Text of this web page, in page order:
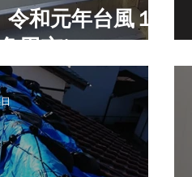
和元年台風１
田市）